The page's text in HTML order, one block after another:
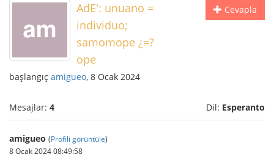
Cevapla
AdE': unuano =
individuo;
samomope ¿=?
ope
başlangıç amigueo, 8 Ocak 2024
Mesajlar: 4 Dil: Esperanto
amigueo (Profili görüntüle)
8 Ocak 2024 08:49:58